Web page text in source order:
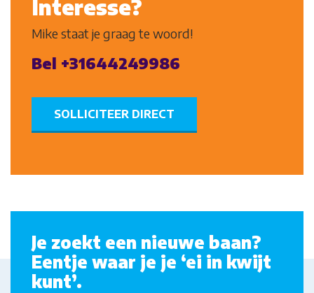
Interesse?
Mike staat je graag te woord!
Bel +31644249986
SOLLICITEER DIRECT
Je zoekt een nieuwe baan?
Eentje waar je je ‘ei in kwijt
kunt’.